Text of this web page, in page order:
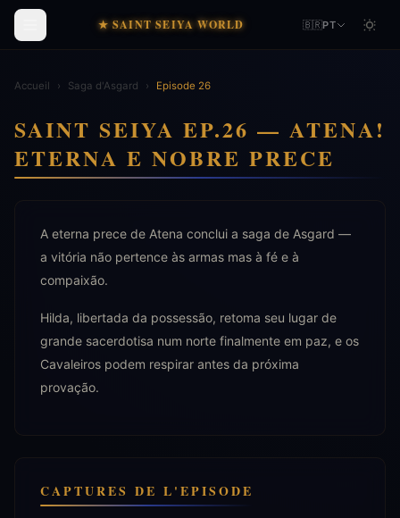
★ SAINT SEIYA WORLD 🇧🇷PT
Accueil › Saga d'Asgard › Episode 26
SAINT SEIYA EP.26 — ATENA!
ETERNA E NOBRE PRECE
A eterna prece de Atena conclui a saga de Asgard —
a vitória não pertence às armas mas à fé e à
compaixão.
Hilda, libertada da possessão, retoma seu lugar de
grande sacerdotisa num norte finalmente em paz, e os
Cavaleiros podem respirar antes da próxima
provação.
CAPTURES DE L'EPISODE